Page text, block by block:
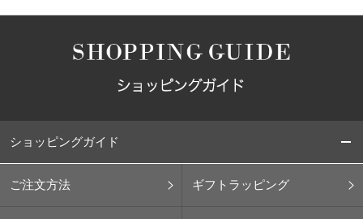
ショッピングガイド
ご注文方法 ギフトラッピング